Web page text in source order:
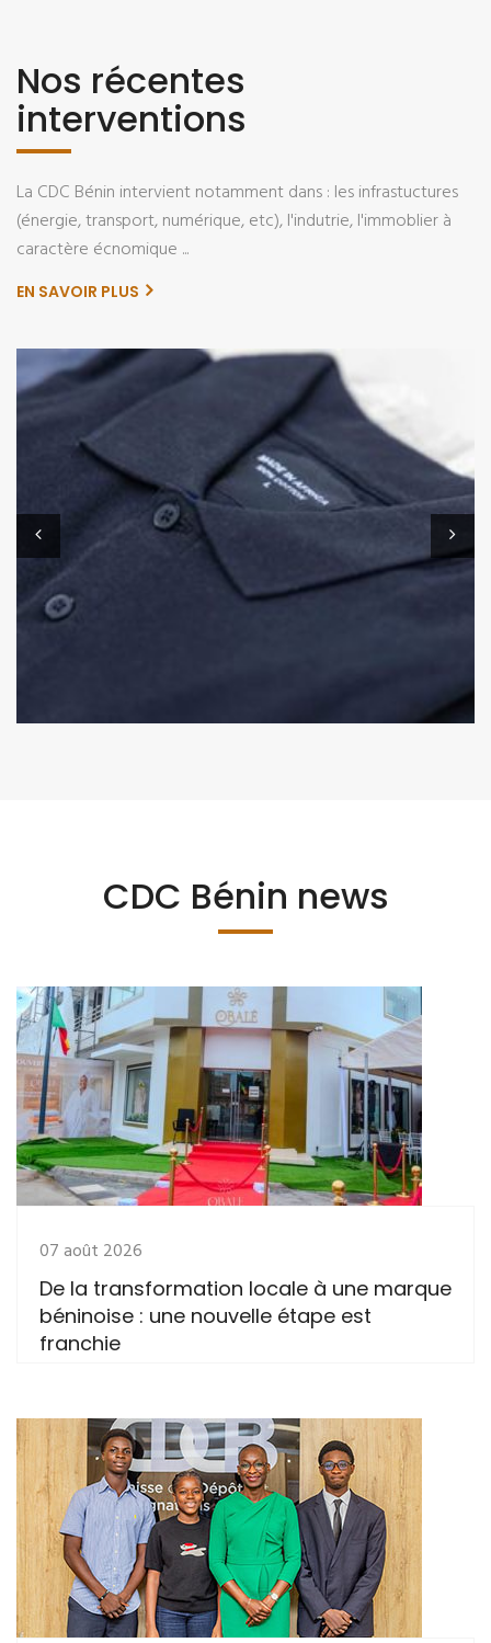
Nos récentes
interventions
La CDC Bénin intervient notamment dans : les infrastuctures
(énergie, transport, numérique, etc), l'indutrie, l'immoblier à
caractère écnomique ...
EN SAVOIR PLUS
CDC Bénin news
07 août 2026
De la transformation locale à une marque
béninoise : une nouvelle étape est
franchie